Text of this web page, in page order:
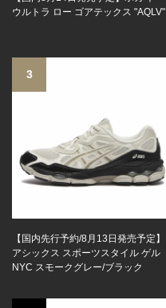
ウルトラ ロー ゴアテックス "AQLV"
3
【国内先行予約/8月13日発売予定】
アシックス スポーツスタイル ゲル
NYC スモークグレー/ブラック